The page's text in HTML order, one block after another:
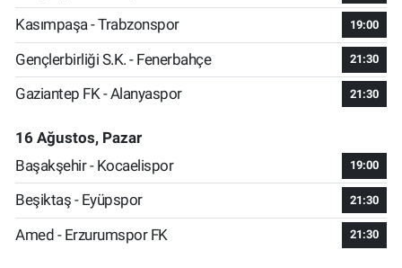
Kasımpaşa - Trabzonspor 19:00
Gençlerbirliği S.K. - Fenerbahçe 21:30
Gaziantep FK - Alanyaspor 21:30
16 Ağustos, Pazar
Başakşehir - Kocaelispor
19:00
Beşiktaş - Eyüpspor 21:30
Amed - Erzurumspor FK 21:30